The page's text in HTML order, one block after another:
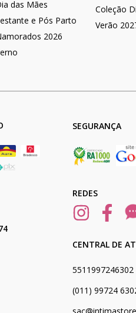
das Mães
e Pós Parto
2026
Coleção
Verão
SEGURANÇA
REDES
CENTRAL DE
5511997246302
(011) 99724